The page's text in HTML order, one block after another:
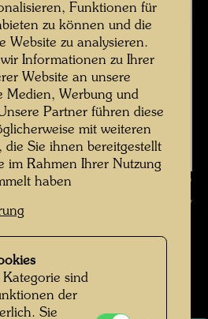
, Fotograf: Unbekannt Unknown ©
Hundertwasser Archiv
und Jugend
öffnen
Funktionen für
zu können und die
Website zu analysieren.
Informationen zu Ihrer
Website an unsere
Medien, Werbung und
Partner führen diese
mit weiteren
die Sie ihnen bereitgestellt
im Rahmen Ihrer Nutzung
haben
sind
der
Sie